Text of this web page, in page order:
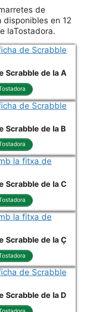
de
disponibles en 12
laTostadora.
Scrabble de la A
Scrabble de la B
Scrabble de la C
Scrabble de la Ç
Scrabble de la D